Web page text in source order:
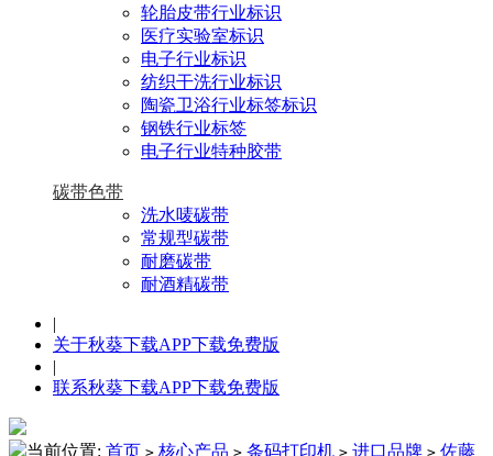
轮胎皮带行业标识
医疗实验室标识
电子行业标识
纺织干洗行业标识
陶瓷卫浴行业标签标识
钢铁行业标签
电子行业特种胶带
碳带色带
洗水唛碳带
常规型碳带
耐磨碳带
耐酒精碳带
|
关于秋葵下载APP下载免费版
|
联系秋葵下载APP下载免费版
当前位置: 首页 > 核心产品 > 条码打印机 > 进口品牌 > 佐藤